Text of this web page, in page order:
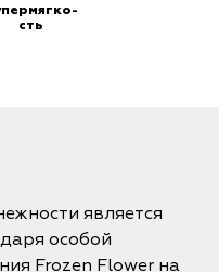
сть
является
особой
Frozen Flower на